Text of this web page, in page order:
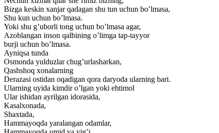
Bizga keskin xanjar qadagan shu tun uchun bo’lmasa,
Shu kun uchun bo’lmasa.
Yoki shu g’uborli tong uchun bo’lmasa agar,
Azoblangan inson qalbining o’limga tap-tayyor
burji uchun bo’lmasa.
Ayniqsa tunda
Osmonda yulduzlar chug’urlasharkan,
Qashshoq xonalarning
Derazasi ostidan oqadigan qora daryoda ularning bari.
Ularning uyida kimdir o’lgan yoki ehtimol
Ular ishidan ayrilgan idorasida,
Kasalxonada,
Shaxtada,
Hammayoqda yaralangan odamlar,